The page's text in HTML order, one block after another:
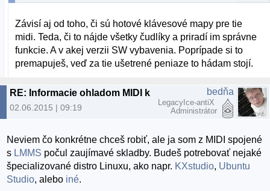
Závisí aj od toho, či sú hotové klávesové mapy pre tie
midi. Teda, či to nájde všetky čudlíky a priradí im správne
funkcie. A v akej verzii SW vybavenia. Poprípade si to
premapuješ, veď za tie ušetrené peniaze to hádam stojí.
02.06.2015 | 09:19
bedňa
LegacyIce-antiX
Administrátor
Neviem čo konkrétne chceš robiť, ale ja som z MIDI spojené
s LMMS počul zaujímavé skladby. Budeš potrebovať nejaké
špecializované distro Linuxu, ako napr. KXstudio, Ubuntu
Studio, alebo iné.